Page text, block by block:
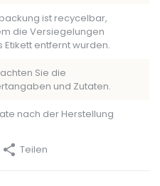
ist recycelbar,
die Versiegelungen
Etikett entfernt wurden.
Sie die
und Zutaten.
nach der Herstellung
Teilen